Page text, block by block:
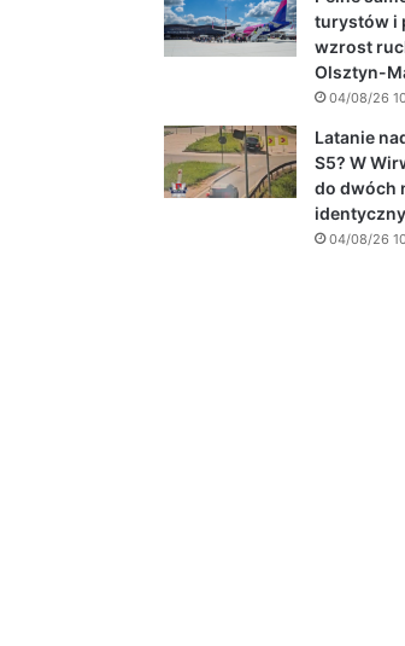
turystów i
wzrost
Olsztyn-
04/08/26
Latanie
S5? W
do dwóch
04/08/26